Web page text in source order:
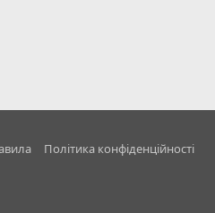
Політика конфіденційності